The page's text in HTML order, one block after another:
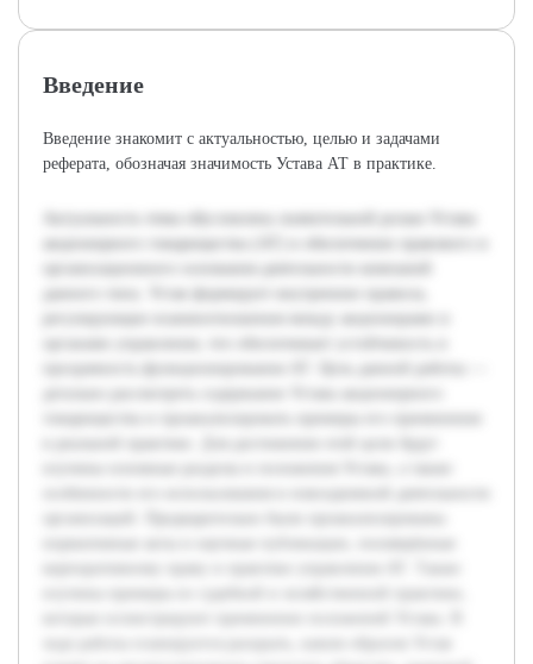
Введение
Введение знакомит с актуальностью, целью и задачами
реферата, обозначая значимость Устава АТ в практике.